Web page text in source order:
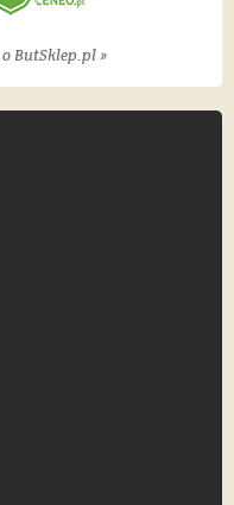
ButSklep.pl »